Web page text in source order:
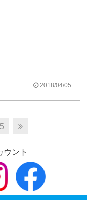
2018/04/05
5
ウント